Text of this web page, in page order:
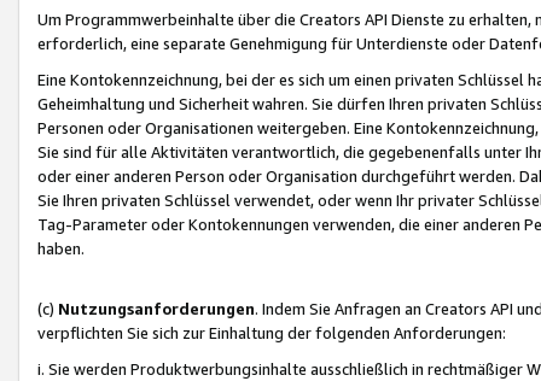
Um Programmwerbeinhalte über die Creators API Dienste zu
erforderlich, eine separate Genehmigung für Unterdienste oder
Eine Kontokennzeichnung, bei der es sich um einen privaten
Geheimhaltung und Sicherheit wahren. Sie dürfen Ihren privaten
Personen oder Organisationen weitergeben. Eine
Sie sind für alle Aktivitäten verantwortlich, die gegebenenfalls unter
oder einer anderen Person oder Organisation durchgeführt werden.
Sie Ihren privaten Schlüssel verwendet, oder wenn Ihr privater
Tag-Parameter oder Kontokennungen verwenden, die einer anderen
haben.
(c) Nutzungsanforderungen. Indem Sie Anfragen an Creators API
verpflichten Sie sich zur Einhaltung der folgenden Anforderungen:
i. Sie werden Produktwerbungsinhalte ausschließlich in rechtmäßiger